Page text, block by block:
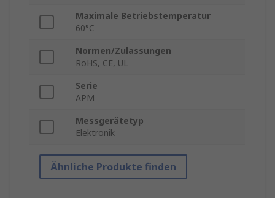
Maximale Betriebstemperatur
60°C
Normen/Zulassungen
RoHS, CE, UL
Serie
APM
Messgerätetyp
Elektronik
Ähnliche Produkte finden